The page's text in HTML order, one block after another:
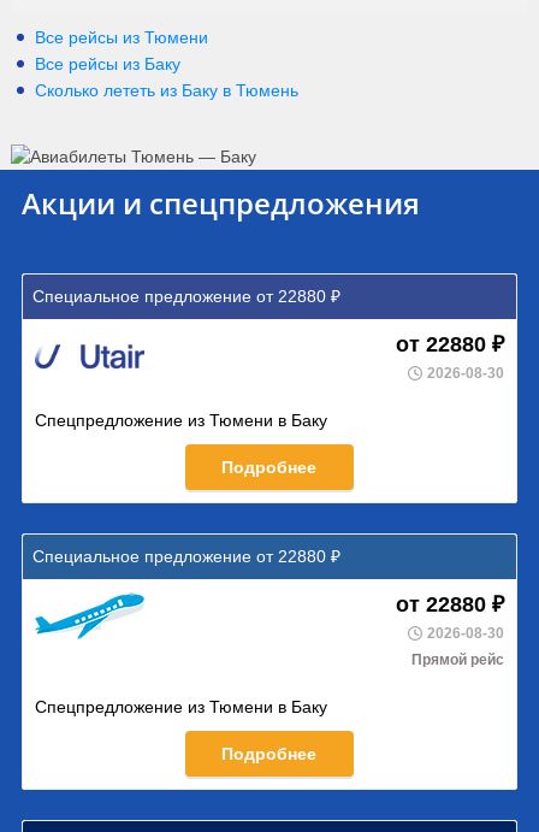
Все рейсы из Тюмени
Все рейсы из Баку
Сколько лететь из Баку в Тюмень
Акции и спецпредложения
Специальное предложение от 22880 ₽
от 22880 ₽
2026-08-30
Спецпредложение из Тюмени в Баку
Подробнее
Специальное предложение от 22880 ₽
от 22880 ₽
2026-08-30
Прямой рейс
Спецпредложение из Тюмени в Баку
Подробнее